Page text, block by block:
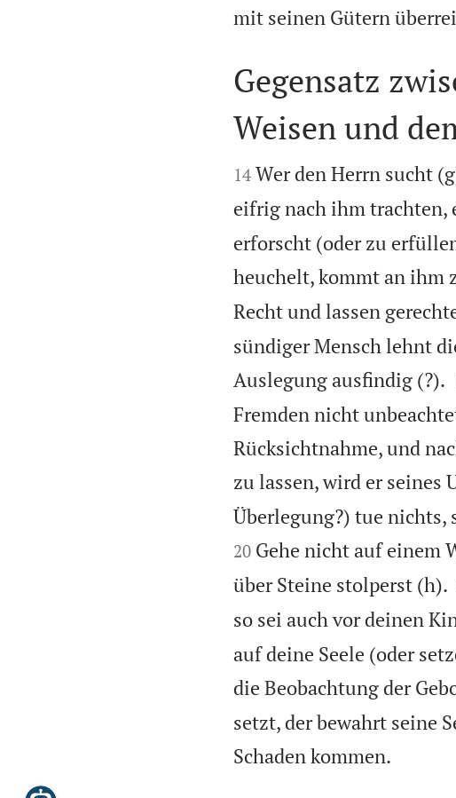
mit seinen Gütern

Gegensatz
Weisen und

14 Wer den Herrn sucht
eifrig nach ihm trachten,
erforscht (oder zu
heuchelt, kommt an ihm
Recht und lassen
sündiger Mensch lehnt
Auslegung ausfindig (?).
Fremden nicht
Rücksichtnahme, und
zu lassen, wird er seines
Überlegung?) tue nichts,
20 Gehe nicht auf einem
über Steine stolperst (h).
so sei auch vor deinen
auf deine Seele (oder
die Beobachtung der
setzt, der bewahrt seine
Schaden kommen.